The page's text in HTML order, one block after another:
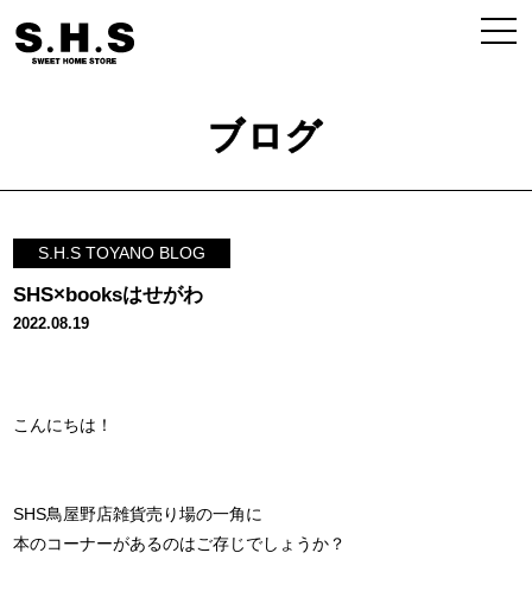
ブログ
S.H.S TOYANO BLOG
SHS×booksはせがわ
2022.08.19
こんにちは！
SHS鳥屋野店雑貨売り場の一角に
本のコーナーがあるのはご存じでしょうか？